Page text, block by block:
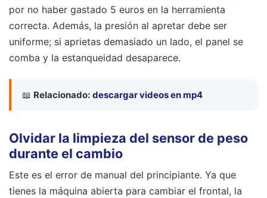
por no haber gastado 5 euros en la herramienta
correcta. Además, la presión al apretar debe ser
uniforme; si aprietas demasiado un lado, el panel se
comba y la estanqueidad desaparece.
📖 Relacionado: descargar videos en mp4
Olvidar la limpieza del sensor de peso
durante el cambio
Este es el error de manual del principiante. Ya que
tienes la máquina abierta para cambiar el frontal, la